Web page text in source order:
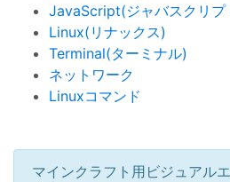
JavaScript(ジャバスクリプ
Linux(リナックス)
Terminal(ターミナル)
ネットワーク
Linuxコマンド
マインクラフト用ビジュアル